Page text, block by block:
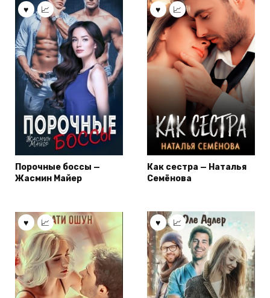
Порочные боссы —
Жасмин Майер
Как сестра — Наталья
Семёнова